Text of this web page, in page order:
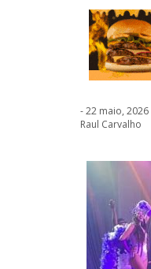
- 22 maio, 2026
Raul Carvalho